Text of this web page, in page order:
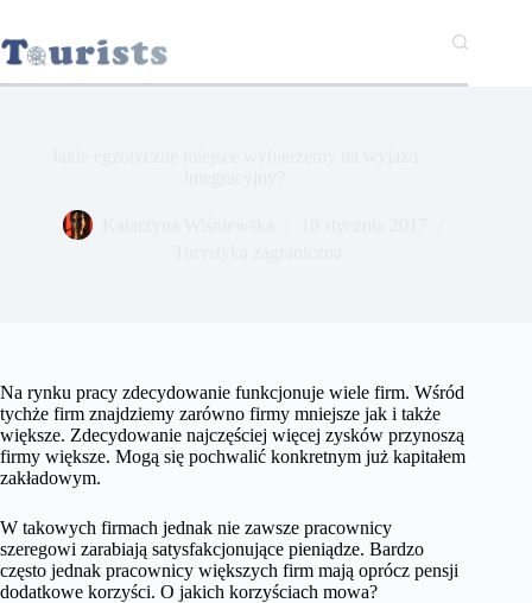
treści
Na rynku pracy zdecydowanie funkcjonuje wiele firm. Wśród
tychże firm znajdziemy zarówno firmy mniejsze jak i także
większe. Zdecydowanie najczęściej więcej zysków przynoszą
firmy większe. Mogą się pochwalić konkretnym już kapitałem
zakładowym.
W takowych firmach jednak nie zawsze pracownicy
szeregowi zarabiają satysfakcjonujące pieniądze. Bardzo
często jednak pracownicy większych firm mają oprócz pensji
dodatkowe korzyści. O jakich korzyściach mowa?